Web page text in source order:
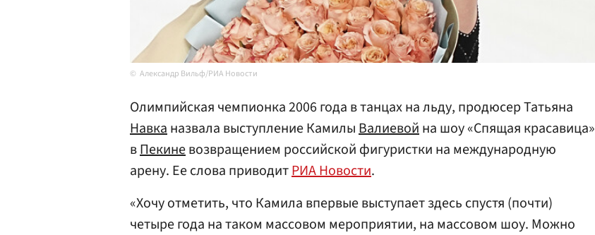
Александр Вильф/РИА Новости
Олимпийская чемпионка 2006 года в танцах на льду, продюсер Татьяна
Навканазвала выступление КамилыВалиевойна шоу «Спящая красавица»
вПекиневозвращением российской фигуристки на международную
арену. Ее слова приводитРИА Новости.
«Хочу отметить, что Камила впервые выступает здесь спустя (почти)
четыре года на таком массовом мероприятии, на массовом шоу. Можно